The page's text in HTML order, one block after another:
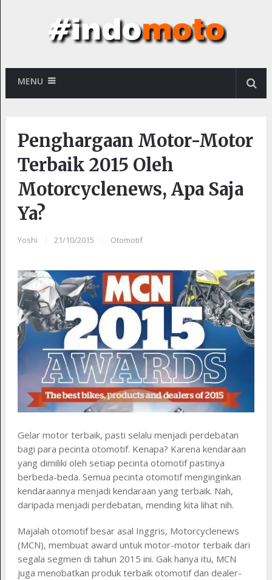
MENU
Penghargaan Motor-Motor
Terbaik 2015 Oleh
Motorcyclenews, Apa Saja
Ya?
Yoshi 21/10/2015 Otomotif
Gelar motor terbaik, pasti selalu menjadi perdebatan
bagi para pecinta otomotif. Kenapa? Karena kendaraan
yang dimiliki oleh setiap pecinta otomotif pastinya
berbeda-beda. Semua pecinta otomotif menginginkan
kendaraannya menjadi kendaraan yang terbaik. Nah,
daripada menjadi perdebatan, mending kita lihat nih.
Majalah otomotif besar asal Inggris, Motorcyclenews
(MCN), membuat award untuk motor-motor terbaik dari
segala segmen di tahun 2015 ini. Gak hanya itu, MCN
juga menobatkan produk terbaik otomotif dan dealer-